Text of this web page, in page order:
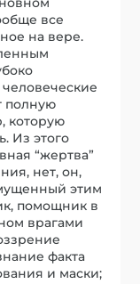
все
на вере.
полную
которую
Из этого
“жертва”
нет, он,
этим
помощник в
врагами
факта
и маски;